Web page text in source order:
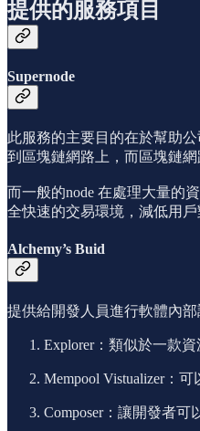
提供的服務項目
Supernode
此服務的主要目的在於幫助
到區塊鏈網路上，而區塊鏈
而一般的node 在處理大量的
全快速的交易環境，減低用戶
Alchemy’s Buid
提供給開發人員進行軟體內
Explorer：類似於一款
Mempool Vistualizer：
Composer：讓開發者可